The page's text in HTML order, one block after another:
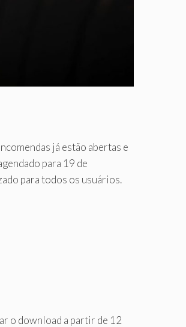
já estão abertas e
para 19 de
para todos os usuários.
o download a partir de 12